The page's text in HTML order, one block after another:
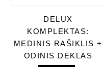
DELUX
KOMPLEKTAS:
MEDINIS RAŠIKLIS +
ODINIS DĖKLAS